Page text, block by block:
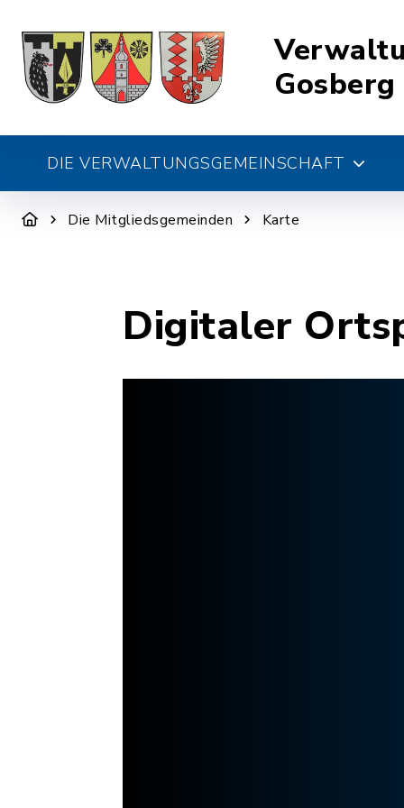
Gosberg
DIE VERWALTUNGSGEMEINSCHAFT
Die Mitgliedsgemeinden Karte
Digitaler